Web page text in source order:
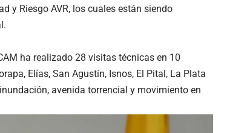
y Riesgo AVR, los cuales están siendo
ha realizado 28 visitas técnicas en 10
Elías, San Agustín, Isnos, El Pital, La Plata
avenida torrencial y movimiento en